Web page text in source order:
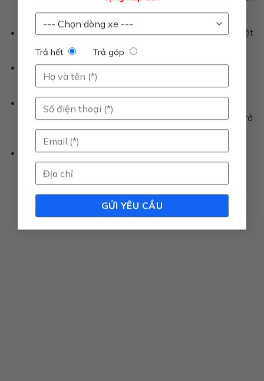
Trả hết Trả góp
đến trước).
Công nghệ LFP an toàn: Khó cháy nổ hơn, chịu nhiệt
Hiệu suất cao: Sạc nhanh 10-70% chỉ 30 phút,
quãng đường thực tế lên đến 450+ km.
Chi phí thay thế minh bạch
: VinFast công bố công
khai giá pin và linh kiện thay thế (từ 75 triệu đồng trở
lên tùy model).
Hướng tới tương lai: Hợp tác solid-state battery
(ProLogium) và extreme fast charging (StoreDot).